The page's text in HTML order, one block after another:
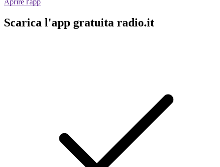
Aprire l'app
Scarica l'app gratuita radio.it